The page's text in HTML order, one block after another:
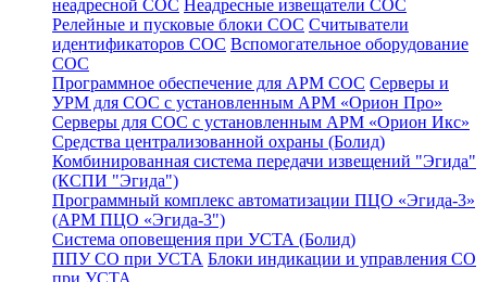
неадресной СОС Неадресные извещатели СОС
Релейные и пусковые блоки СОС Считыватели
идентификаторов СОС Вспомогательное оборудование
СОС
Программное обеспечение для АРМ СОС Серверы и
УРМ для СОС с установленным АРМ «Орион Про»
Серверы для СОС с установленным АРМ «Орион Икс»
Средства централизованной охраны (Болид)
Комбинированная система передачи извещений "Эгида"
(КСПИ "Эгида")
Программный комплекс автоматизации ПЦО «Эгида-3»
(АРМ ПЦО «Эгида-3")
Система оповещения при УСТА (Болид)
ППУ СО при УСТА Блоки индикации и управления СО
при УСТА